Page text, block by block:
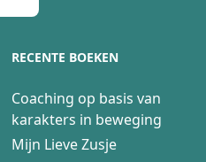
RECENTE BOEKEN
Coaching op basis van
karakters in beweging
Mijn Lieve Zusje